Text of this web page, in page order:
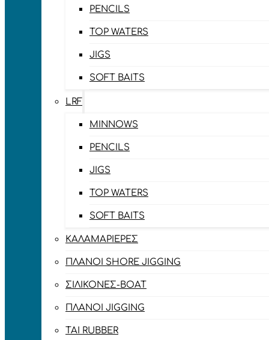
PENCILS
TOP WATERS
JIGS
SOFT BAITS
LRF
MINNOWS
PENCILS
JIGS
TOP WATERS
SOFT BAITS
ΚΑΛΑΜΑΡΙΈΡΕΣ
ΠΛΆΝΟΙ SHORE JIGGING
ΣΙΛΙΚΌΝΕΣ-BOAT
ΠΛΆΝΟΙ JIGGING
TAI RUBBER